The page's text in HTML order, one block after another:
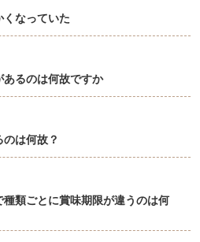
くなっていた
あるのは何故ですか
は何故？
類ごとに賞味期限が違うのは何